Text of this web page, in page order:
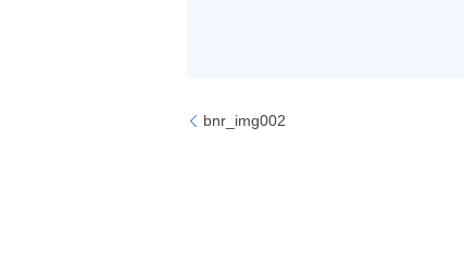
bnr_img002